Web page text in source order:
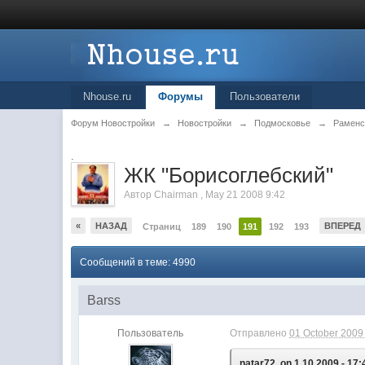
Nhouse.ru Форумы Пользователи
Форум Новостройки → Новостройки → Подмосковье →
.
ЖК "Борисоглебский"
АвторChairman , May 21 2008 9:42
« НАЗАД Страниц 189 190 191 192 193 ВПЕРЕД
Сообщений в теме: 4990
Barss
Пользователь Отправлено01 October 2009